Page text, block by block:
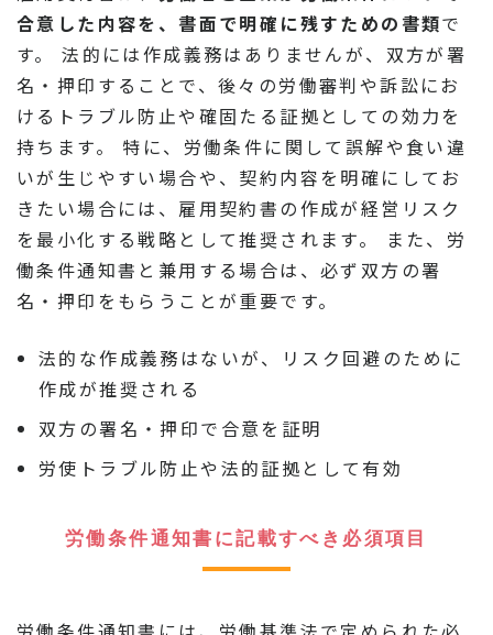
合意した内容を、書面で明確に残すための書類で
す。 法的には作成義務はありませんが、双方が署
名・押印することで、後々の労働審判や訴訟にお
けるトラブル防止や確固たる証拠としての効力を
持ちます。 特に、労働条件に関して誤解や食い違
いが生じやすい場合や、契約内容を明確にしてお
きたい場合には、雇用契約書の作成が経営リスク
を最小化する戦略として推奨されます。 また、労
働条件通知書と兼用する場合は、必ず双方の署
名・押印をもらうことが重要です。
法的な作成義務はないが、リスク回避のために
作成が推奨される
双方の署名・押印で合意を証明
労使トラブル防止や法的証拠として有効
労働条件通知書に記載すべき必須項目